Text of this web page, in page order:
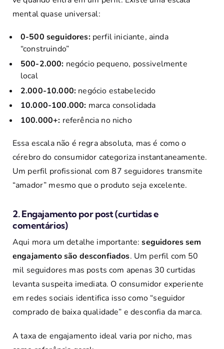
mental quase universal:
0-500 seguidores:perfil iniciante, ainda
“construindo”
500-2.000: negócio pequeno, possivelmente
local
2.000-10.000: negócio estabelecido
10.000-100.000: marca consolidada
100.000+: referência no nicho
Essa escala não é regra absoluta, mas é como o
cérebro do consumidor categoriza instantaneamente.
Um perfil profissional com 87 seguidores transmite
“amador” mesmo que o produto seja excelente.
2. Engajamento por post (curtidas e
comentários)
Aqui mora um detalhe importante:seguidores sem
engajamento são desconfiados. Um perfil com 50
mil seguidores mas posts com apenas 30 curtidas
levanta suspeita imediata. O consumidor experiente
em redes sociais identifica isso como “seguidor
comprado de baixa qualidade” e desconfia da marca.
A taxa de engajamento ideal varia por nicho, mas